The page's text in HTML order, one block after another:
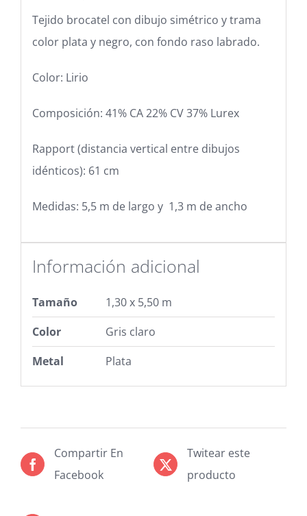
Tejido brocatel con dibujo simétrico y trama
color plata y negro, con fondo raso labrado.
Color: Lirio
Composición: 41% CA 22% CV 37% Lurex
Rapport (distancia vertical entre dibujos
idénticos): 61 cm
Medidas: 5,5 m de largo y 1,3 m de ancho
Información adicional
Tamaño
1,30 x 5,50 m
Color
Gris claro
Metal
Plata
Compartir En
Facebook
Twitear este
producto